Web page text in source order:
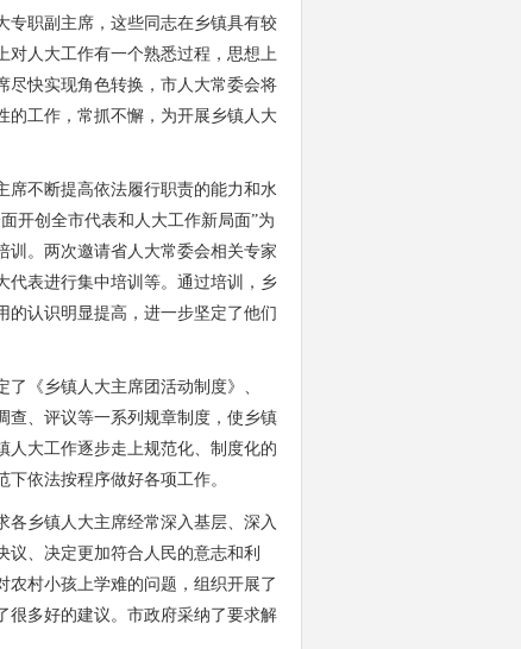
职副主席，这些同志在乡镇具有较
对人大工作有一个熟悉过程，思想上
尽快实现角色转换，市人大常委会将
的工作，常抓不懈，为开展乡镇人大
不断提高依法履行职责的能力和水
开创全市代表和人大工作新局面”为
训。两次邀请省人大常委会相关专家
代表进行集中培训等。通过培训，乡
的认识明显提高，进一步坚定了他们
《乡镇人大主席团活动制度》、
查、评议等一系列规章制度，使乡镇
人大工作逐步走上规范化、制度化的
依法按程序做好各项工作。
乡镇人大主席经常深入基层、深入
、决定更加符合人民的意志和利
农村小孩上学难的问题，组织开展了
很多好的建议。市政府采纳了要求解